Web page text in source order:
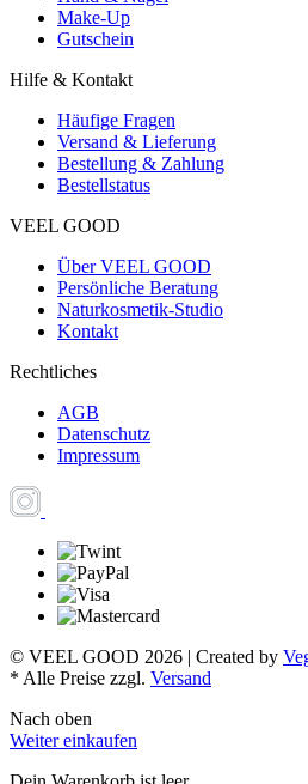
Make-Up
Gutschein
Hilfe & Kontakt
Häufige Fragen
Versand & Lieferung
Bestellung & Zahlung
Bestellstatus
VEEL GOOD
Über VEEL GOOD
Persönliche Beratung
Naturkosmetik-Studio
Kontakt
Rechtliches
AGB
Datenschutz
Impressum
© VEEL GOOD 2026 | Created by
* Alle Preise zzgl. Versand
Nach oben
Weiter einkaufen